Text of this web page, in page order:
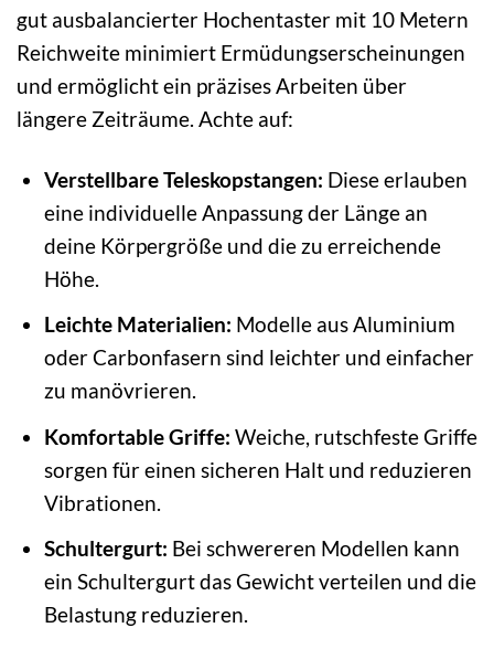
gut ausbalancierter Hochentaster mit 10 Metern
Reichweite minimiert Ermüdungserscheinungen
und ermöglicht ein präzises Arbeiten über
längere Zeiträume. Achte auf:
Verstellbare Teleskopstangen: Diese erlauben
eine individuelle Anpassung der Länge an
deine Körpergröße und die zu erreichende
Höhe.
Leichte Materialien: Modelle aus Aluminium
oder Carbonfasern sind leichter und einfacher
zu manövrieren.
Komfortable Griffe: Weiche, rutschfeste Griffe
sorgen für einen sicheren Halt und reduzieren
Vibrationen.
Schultergurt: Bei schwereren Modellen kann
ein Schultergurt das Gewicht verteilen und die
Belastung reduzieren.